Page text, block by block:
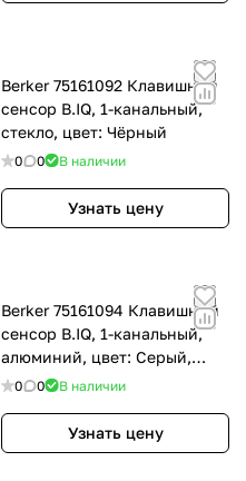
Berker 75161092 Клавишный
сенсор B.IQ, 1-канальный,
стекло, цвет: Чёрный
0 0 В наличии
Узнать цену
Berker 75161094 Клавишный
сенсор B.IQ, 1-канальный,
алюминий, цвет: Серый,
оттенок: Анодный алюминий
0 0 В наличии
Узнать цену